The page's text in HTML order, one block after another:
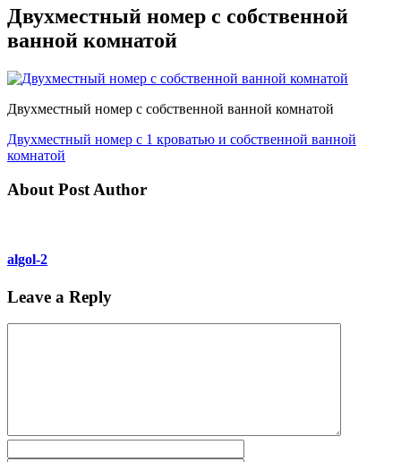
Двухместный номер с собственной
ванной комнатой
Двухместный номер с собственной ванной комнатой
Двухместный номер с 1 кроватью и собственной ванной
комнатой
About Post Author
algol-2
Leave a Reply